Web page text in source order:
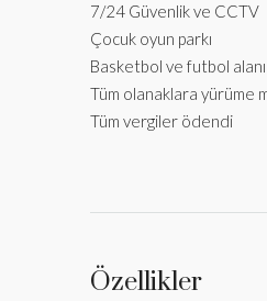
7/24 Güvenlik ve CCTV
Çocuk oyun parkı
Basketbol ve futbol alanı
Tüm olanaklara yürüme
Tüm vergiler ödendi
Özellikler